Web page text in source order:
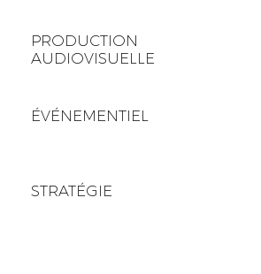
PRODUCTION
AUDIOVISUELLE
ÉVÉNEMENTIEL
STRATÉGIE